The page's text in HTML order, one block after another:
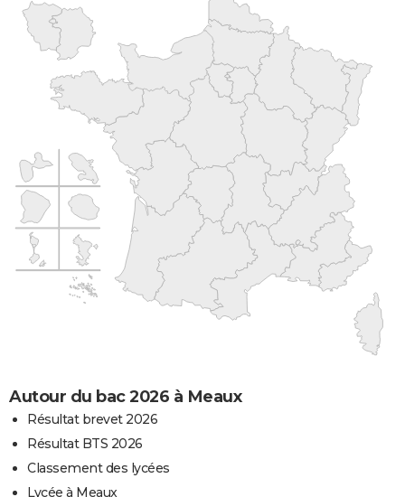
Autour du bac 2026 à Meaux
Résultat brevet 2026
Résultat BTS 2026
Classement des lycées
Lycée à Meaux